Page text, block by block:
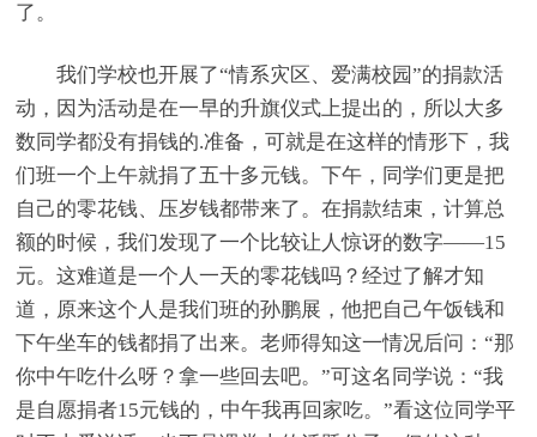
了。
我们学校也开展了“情系灾区、爱满校园”的捐款活
动，因为活动是在一早的升旗仪式上提出的，所以大多
数同学都没有捐钱的.准备，可就是在这样的情形下，我
们班一个上午就捐了五十多元钱。下午，同学们更是把
自己的零花钱、压岁钱都带来了。在捐款结束，计算总
额的时候，我们发现了一个比较让人惊讶的数字——15
元。这难道是一个人一天的零花钱吗？经过了解才知
道，原来这个人是我们班的孙鹏展，他把自己午饭钱和
下午坐车的钱都捐了出来。老师得知这一情况后问：“那
你中午吃什么呀？拿一些回去吧。”可这名同学说：“我
是自愿捐者15元钱的，中午我再回家吃。”看这位同学平